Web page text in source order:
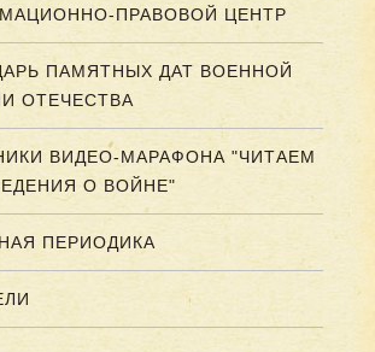
ПРАВОВОЙ ЦЕНТР
ПАМЯТНЫХ ДАТ ВОЕННОЙ
ОТЕЧЕСТВА
ВИДЕО-МАРАФОНА "ЧИТАЕМ
О ВОЙНЕ"
ПЕРИОДИКА